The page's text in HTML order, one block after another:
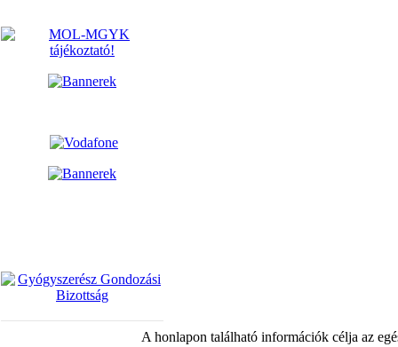
A honlapon található információk célja az